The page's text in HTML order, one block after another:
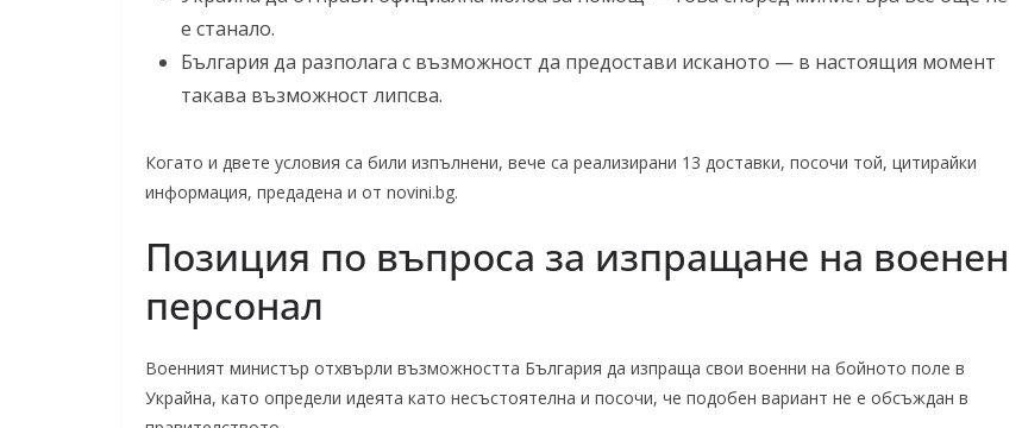
е станало.
България да разполага с възможност да предостави исканото — в настоящия момент
такава възможност липсва.
Когато и двете условия са били изпълнени, вече са реализирани 13 доставки, посочи той, цитирайки
информация, предадена и от novini.bg.
Позиция по въпроса за изпращане на военен
персонал
Военният министър отхвърли възможността България да изпраща свои военни на бойното поле в
Украйна, като определи идеята като несъстоятелна и посочи, че подобен вариант не е обсъждан в